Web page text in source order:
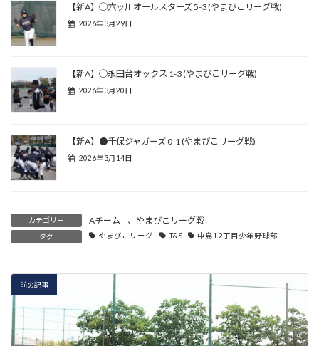
【新A】◯六ッ川オールスターズ 5-3 (やまびこリーグ戦)
2026年3月29日
【新A】◯永田台オックス 1-3 (やまびこリーグ戦)
2026年3月20日
【新A】●千保ジャガーズ 0-1 (やまびこリーグ戦)
2026年3月14日
カテゴリー Aチーム 、 やまびこリーグ戦
タグ やまびこリーグ T&S 中島1.2丁目少年野球部
前の記事